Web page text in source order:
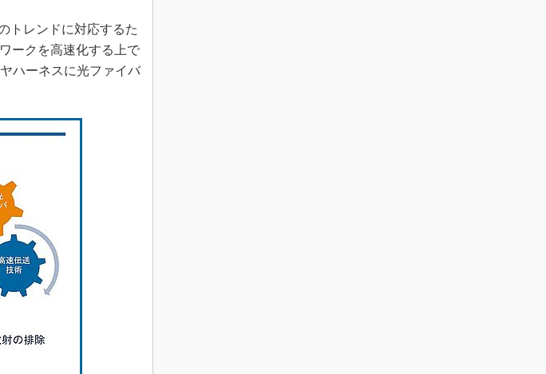
トレンドに対応するた
ークを高速化する上で
ハーネスに光ファイバ